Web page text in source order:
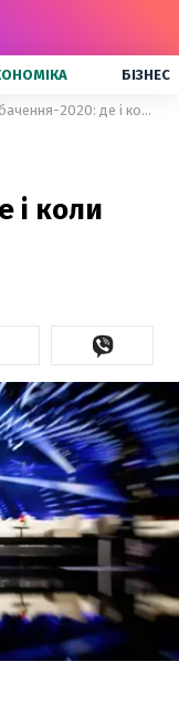
БІЗНЕС
Онлайн-концерт Євробачення-2020: де і коли дивитися
і коли